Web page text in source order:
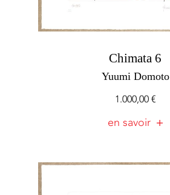
Chimata 6
Yuumi Domoto
1.000,00€
en savoir